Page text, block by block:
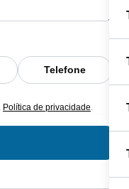
Telefone
Política de privacidade